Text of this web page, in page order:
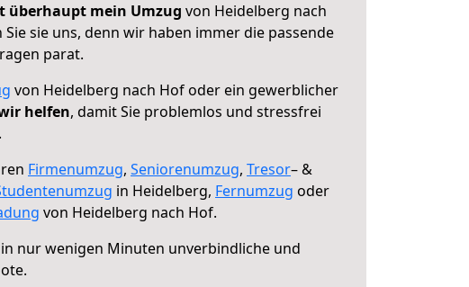
überhaupt mein Umzug von Heidelberg nach
Sie sie uns, denn wir haben immer die passende
parat.
von Heidelberg nach Hof oder ein gewerblicher
helfen, damit Sie problemlos und stressfrei
Firmenumzug, Seniorenumzug, Tresor– &
in Heidelberg, Fernumzug oder
von Heidelberg nach Hof.
in nur wenigen Minuten unverbindliche und